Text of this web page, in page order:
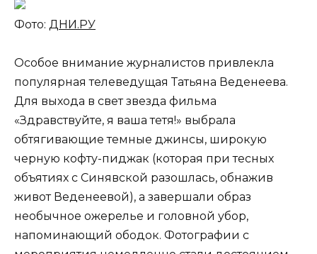
Фото: ДНИ.РУ
Особое внимание журналистов привлекла
популярная телеведущая Татьяна Веденеева.
Для выхода в свет звезда фильма
«Здравствуйте, я ваша тетя!» выбрала
обтягивающие темные джинсы, широкую
черную кофту-пиджак (которая при тесных
объятиях с Синявской разошлась, обнажив
живот Веденеевой), а завершали образ
необычное ожерелье и головной убор,
напоминающий ободок. Фотографии с